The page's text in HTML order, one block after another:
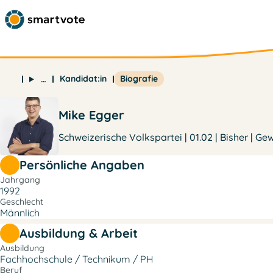
… Kandidat:in Biografie
Mike Egger
Schweizerische Volkspartei | 01.02 | Bisher |
Persönliche Angaben
Jahrgang
1992
Geschlecht
Männlich
Ausbildung & Arbeit
Ausbildung
Fachhochschule / Technikum / PH
Beruf